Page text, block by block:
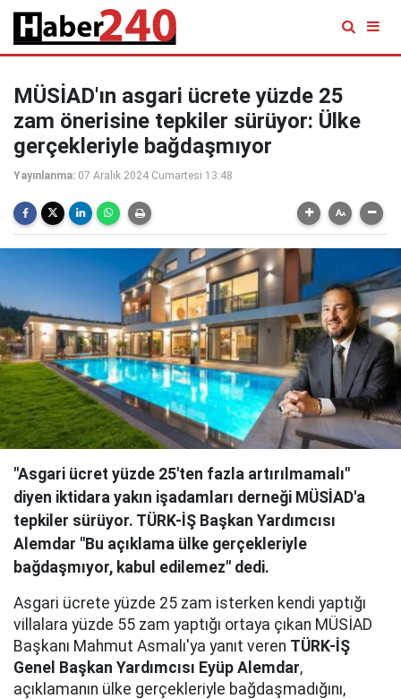
MÜSİAD'ın asgari ücrete yüzde 25
zam önerisine tepkiler sürüyor: Ülke
gerçekleriyle bağdaşmıyor
Yayınlanma: 07 Aralık 2024 Cumartesi 13:48
"Asgari ücret yüzde 25'ten fazla artırılmamalı"
diyen iktidara yakın işadamları derneği MÜSİAD'a
tepkiler sürüyor. TÜRK-İŞ Başkan Yardımcısı
Alemdar "Bu açıklama ülke gerçekleriyle
bağdaşmıyor, kabul edilemez" dedi.
Asgari ücrete yüzde 25 zam isterken kendi yaptığı
villalara yüzde 55 zam yaptığı ortaya çıkan MÜSİAD
Başkanı Mahmut Asmalı'ya yanıt veren TÜRK-İŞ
Genel Başkan Yardımcısı Eyüp Alemdar,
açıklamanın ülke gerçekleriyle bağdaşmadığını,